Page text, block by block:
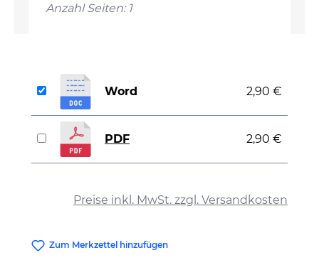
Anzahl Seiten: 1
Preise inkl. MwSt. zzgl. Versandkosten
Word 2,90 €
PDF 2,90 €
Zum Merkzettel hinzufügen